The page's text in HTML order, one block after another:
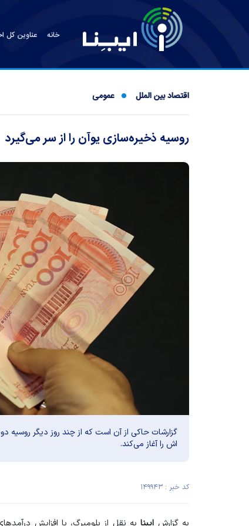
خانه عناوین کل
اقتصاد بین الملل عمومی
روسیه ذخیره‌سازی یوآن را از سر می‌گیرد
گزارشات حاکی از آن است که از چند روز دیگر روسیه
اش را آغاز می‌کند.
کد خبر : ۱۴۹۹۴۳